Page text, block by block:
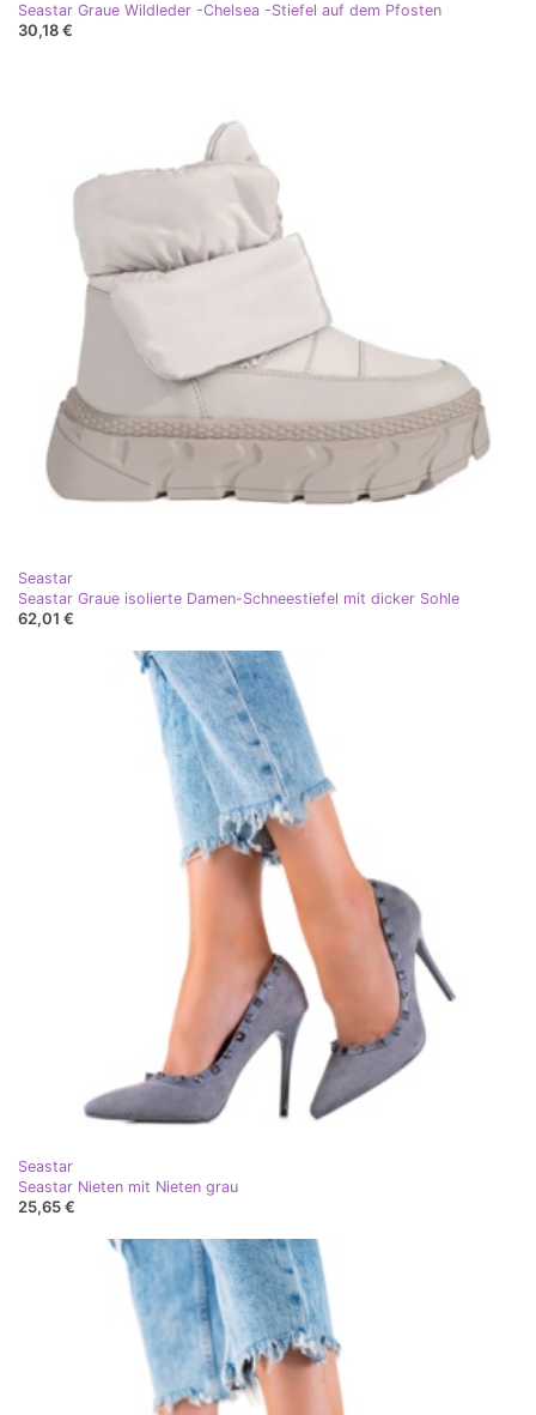
Seastar Graue Wildleder -Chelsea -Stiefel auf dem Pfosten
30,18 €
Seastar
Seastar Graue isolierte Damen-Schneestiefel mit dicker Sohle
62,01 €
Seastar
Seastar Nieten mit Nieten grau
25,65 €